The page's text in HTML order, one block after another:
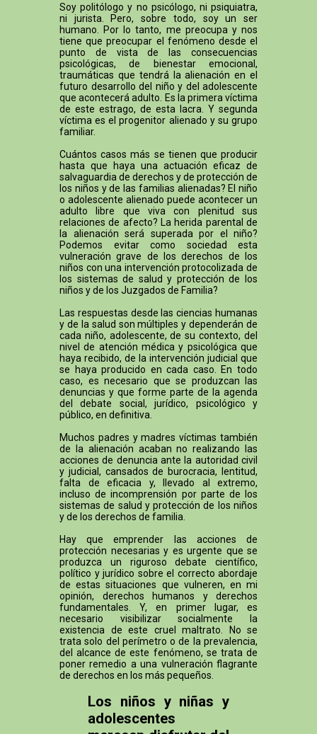
Soy politólogo y no psicólogo, ni psiquiatra,
ni jurista. Pero, sobre todo, soy un ser
humano. Por lo tanto, me preocupa y nos
tiene que preocupar el fenómeno desde el
punto de vista de las consecuencias
psicológicas, de bienestar emocional,
traumáticas que tendrá la alienación en el
futuro desarrollo del niño y del adolescente
que acontecerá adulto. Es la primera víctima
de este estrago, de esta lacra. Y segunda
víctima es el progenitor alienado y su grupo
familiar.
Cuántos casos más se tienen que producir
hasta que haya una actuación eficaz de
salvaguardia de derechos y de protección de
los niños y de las familias alienadas? El niño
o adolescente alienado puede acontecer un
adulto libre que viva con plenitud sus
relaciones de afecto? La herida parental de
la alienación será superada por el niño?
Podemos evitar como sociedad esta
vulneración grave de los derechos de los
niños con una intervención protocolizada de
los sistemas de salud y protección de los
niños y de los Juzgados de Familia?
Las respuestas desde las ciencias humanas
y de la salud son múltiples y dependerán de
cada niño, adolescente, de su contexto, del
nivel de atención médica y psicológica que
haya recibido, de la intervención judicial que
se haya producido en cada caso. En todo
caso, es necesario que se produzcan las
denuncias y que forme parte de la agenda
del debate social, jurídico, psicológico y
público, en definitiva.
Muchos padres y madres víctimas también
de la alienación acaban no realizando las
acciones de denuncia ante la autoridad civil
y judicial, cansados de burocracia, lentitud,
falta de eficacia y, llevado al extremo,
incluso de incomprensión por parte de los
sistemas de salud y protección de los niños
y de los derechos de familia.
Hay que emprender las acciones de
protección necesarias y es urgente que se
produzca un riguroso debate científico,
político y jurídico sobre el correcto abordaje
de estas situaciones que vulneren, en mi
opinión, derechos humanos y derechos
fundamentales. Y, en primer lugar, es
necesario visibilizar socialmente la
existencia de este cruel maltrato. No se
trata solo del perímetro o de la prevalencia,
del alcance de este fenómeno, se trata de
poner remedio a una vulneración flagrante
de derechos en los más pequeños.
Los niños y niñas y
adolescentes